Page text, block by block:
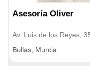
Asesoría Oliver
Av. Luis de los Reyes,
Bullas, Murcia